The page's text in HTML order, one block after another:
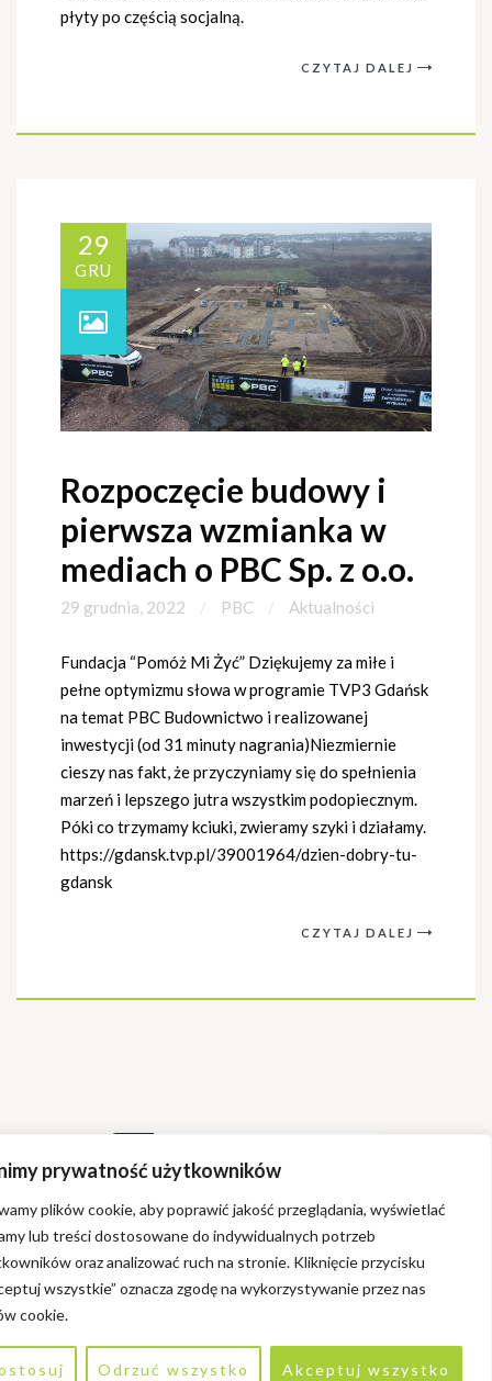
prywatność użytkowników
plików cookie, aby poprawić jakość przeglądania, wyświetlać
lub treści dostosowane do indywidualnych potrzeb
oraz analizować ruch na stronie. Kliknięcie przycisku
wszystkie” oznacza zgodę na wykorzystywanie przez nas
cookie.
Odrzuć wszystko Akceptuj wszystko
płyty po częścią socjalną.
CZYTAJ DALEJ
29
GRU
Rozpoczęcie budowy i
pierwsza wzmianka w
mediach o PBC Sp. z o.o.
29 grudnia, 2022 PBC Aktualności
Fundacja “Pomóż Mi Żyć” Dziękujemy za miłe i
pełne optymizmu słowa w programie TVP3 Gdańsk
na temat PBC Budownictwo i realizowanej
inwestycji (od 31 minuty nagrania)Niezmiernie
cieszy nas fakt, że przyczyniamy się do spełnienia
marzeń i lepszego jutra wszystkim podopiecznym.
Póki co trzymamy kciuki, zwieramy szyki i działamy.
https://gdansk.tvp.pl/39001964/dzien-dobry-tu-
gdansk
CZYTAJ DALEJ